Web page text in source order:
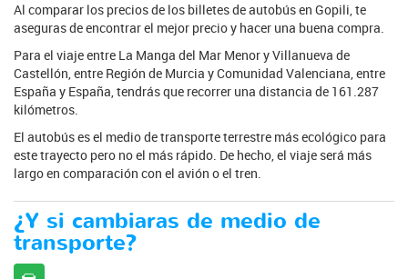
Al comparar los precios de los billetes de autobús en Gopili, te
aseguras de encontrar el mejor precio y hacer una buena compra.
Para el viaje entre La Manga del Mar Menor y Villanueva de
Castellón, entre Región de Murcia y Comunidad Valenciana, entre
España y España, tendrás que recorrer una distancia de 161.287
kilómetros.
El autobús es el medio de transporte terrestre más ecológico para
este trayecto pero no el más rápido. De hecho, el viaje será más
largo en comparación con el avión o el tren.
¿Y si cambiaras de medio de
transporte?